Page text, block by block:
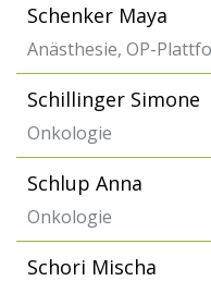
Schenker Maya
Anästhesie, OP-
Schillinger Simone
Onkologie
Schlup Anna
Onkologie
Schori Mischa